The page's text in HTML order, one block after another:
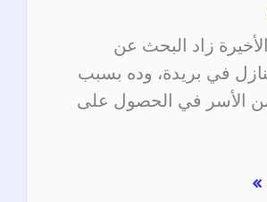
زاد البحث عن
في بريدة، وده بسبب
الأسر في الحصول على